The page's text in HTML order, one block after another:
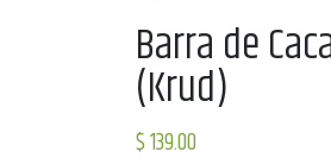
Barra de
(Krud)
$139.00